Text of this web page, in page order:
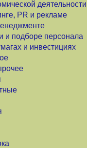
деятельности
PR и рекламе
и подборе персонала
и инвестициях